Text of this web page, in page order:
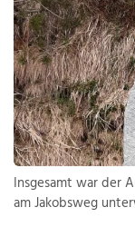
Insgesamt war der
am Jakobsweg